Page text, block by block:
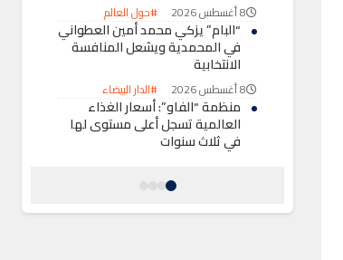
8 أغسطس 2026 #حول العالم
“البام” يزكي محمد أمين العطواني
في المحمدية ويشعل المنافسة
الانتخابية
8 أغسطس 2026 #الدار البيضاء
منظمة “الفاو”: أسعار الغذاء
العالمية تسجل أعلى مستوى لها
في ثلاث سنوات
ماكرون يعلن عن قرب توقيع
لتعزيز الشراكة الاستراتيجية مع